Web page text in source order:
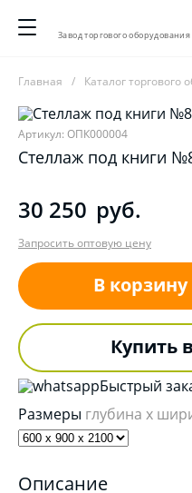
Завод торгового оборудования
Главная Каталог торгового
Артикул: ОПК000004
Стеллаж под книги
30 250 руб.
Запросить оптовую цену
В корзину
Купить
Быстрый
Размеры глубина x
Описание